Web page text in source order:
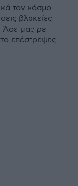
τον κόσμο
βλακείες
Άσε μας ρε
επέστρεψες